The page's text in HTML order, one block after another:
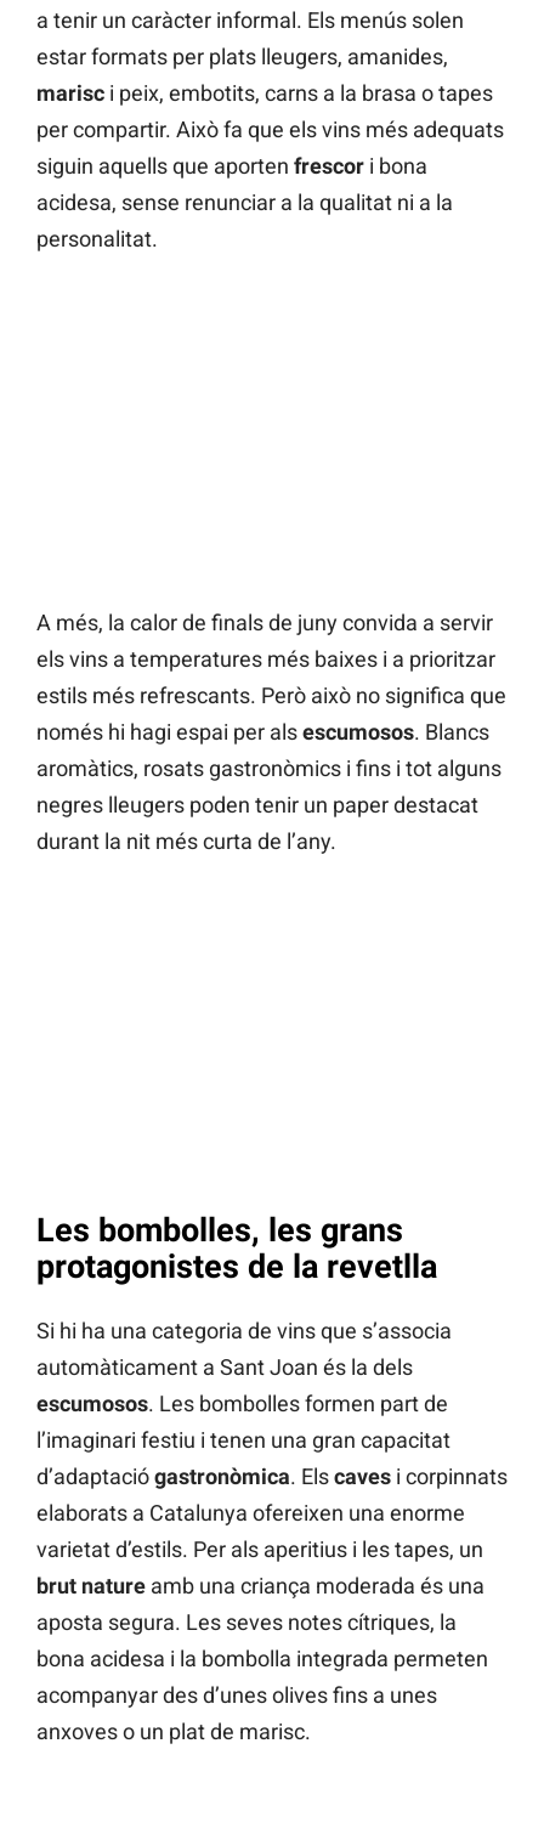
a tenir un caràcter informal. Els menús solen
estar formats per plats lleugers, amanides,
marisc i peix, embotits, carns a la brasa o tapes
per compartir. Això fa que els vins més adequats
siguin aquells que aporten frescor i bona
acidesa, sense renunciar a la qualitat ni a la
personalitat.
A més, la calor de finals de juny convida a servir
els vins a temperatures més baixes i a prioritzar
estils més refrescants. Però això no significa que
només hi hagi espai per alsescumosos. Blancs
aromàtics, rosats gastronòmics i fins i tot alguns
negres lleugers poden tenir un paper destacat
durant la nit més curta de l’any.
Les bombolles, les grans
protagonistes de la revetlla
Si hi ha una categoria de vins que s’associa
automàticament a Sant Joan és la dels
escumosos. Les bombolles formen part de
l’imaginari festiu i tenen una gran capacitat
d’adaptaciógastronòmica. Elscaves i corpinnats
elaborats a Catalunya ofereixen una enorme
varietat d’estils. Per als aperitius i les tapes, un
brut nature amb una criança moderada és una
aposta segura. Les seves notes cítriques, la
bona acidesa i la bombolla integrada permeten
acompanyar des d’unes olives fins a unes
anxoves o un plat de marisc.